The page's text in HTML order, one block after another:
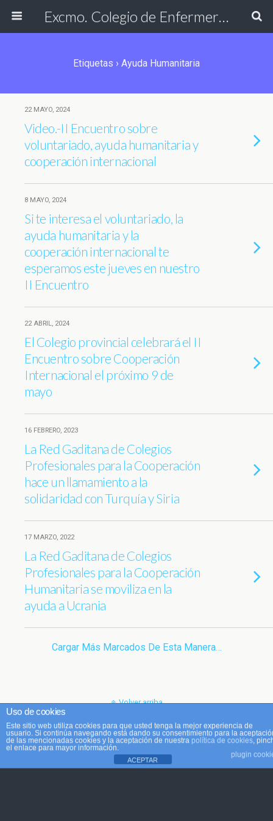
Excmo. Colegio de Enfermería de Cádiz
Etiquetas › Ayuda Humanitaria
22 MAYO, 2024
Video.-II Encuentro sobre
voluntariado, ayuda humanitaria y
cooperación internacional
8 MAYO, 2024
Si te interesa el voluntariado, la
ayuda humanitaria y la
cooperación internacional te
esperamos este jueves en nuestro
II Encuentro
22 ABRIL, 2024
El Colegio provincial celebrará el II
Encuentro sobre Cooperación
Internacional el próximo 9 de
mayo
16 FEBRERO, 2023
La Red Gaditana de Colegios
Profesionales para la Cooperación
hace un llamamiento a la
solidaridad con Turquía y Siria
17 MARZO, 2022
La Red Gaditana de Colegios
Profesionales para la Cooperación
Humanitaria se moviliza en la
ayuda a Ucrania
Cargar Más Marcados De Esta Manera…
Volver arriba
Móvil Escritorio
Uso de cookies
Este sitio web utiliza cookies para que usted tenga la mejor experiencia de
usuario. Si continúa navegando está dando su consentimiento para la
de las mencionadas cookies y la aceptación de nuestra política de cookies,
el enlace para mayor información.
plugin
ACEPTAR